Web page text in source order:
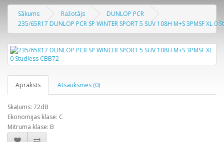
Sākums Ražotājs
DUNLOP PCR
235/65R17 DUNLOP PCR SP WINTER SPORT 5 SUV 108H M+S 3PMSF XL 0
Apraksts Atsauksmes (0)
Skaļums: 72dB
Ekonomijas klase: C
Mitruma klase: B